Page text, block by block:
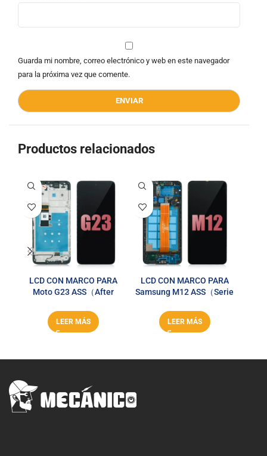
Guarda mi nombre, correo electrónico y web en este navegador
para la próxima vez que comente.
Productos relacionados
LCD CON MARCO PARA
Moto G23 ASS（After
LEER MÁS
LCD CON MARCO PARA
Samsung M12 ASS（Serie
LEER MÁS